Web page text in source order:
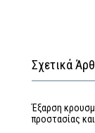
Σχετικά
Έξαρση
προστασίας